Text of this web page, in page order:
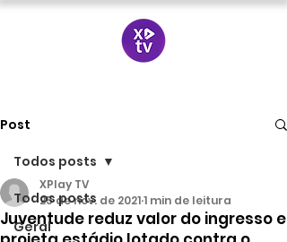
Post
Todos posts
Geral
Todos posts
Juventude reduz valor do ingresso e
XPlay TV
25 de nov. de 20211 min de leitura